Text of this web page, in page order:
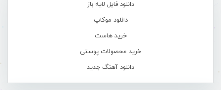
دانلود فایل لایه باز
دانلود موکاپ
خرید هاست
خرید محصولات پوستی
دانلود آهنگ جدید